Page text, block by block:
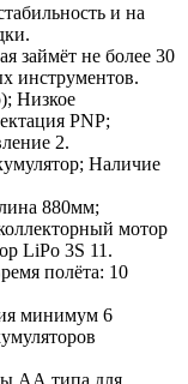
и на
займёт не более 30
инструментов.
Низкое
PNP;
2.
Наличие
880мм;
мотор
LiPo 3S 11.
полёта: 10
минимум 6
АА типа для